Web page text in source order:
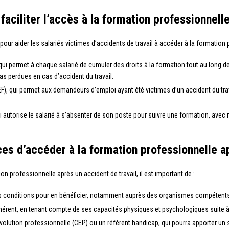
l’accès à la formation
aider les salariés victimes d’accidents de travail à accéder à la formation
permet à chaque salarié de cumuler des droits à la formation tout au long
perdues en cas d’accident du travail.
qui permet aux demandeurs d’emploi ayant été victimes d’un accident du
autorise le salarié à s’absenter de son poste pour suivre une formation,
d’accéder à la formation professionnelle
professionnelle après un accident de travail, il est important de :
pour en bénéficier, notamment auprès des organismes
en tenant compte de ses capacités physiques et psychologiques suite
professionnelle (CEP) ou un référent handicap, qui pourra apporter